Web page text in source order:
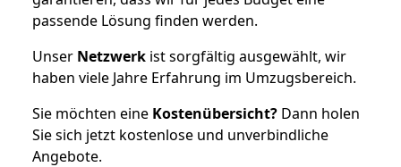
passende Lösung finden werden.
Unser Netzwerk ist sorgfältig ausgewählt, wir
haben viele Jahre Erfahrung im Umzugsbereich.
Sie möchten eine Kostenübersicht? Dann holen
Sie sich jetzt kostenlose und unverbindliche
Angebote.